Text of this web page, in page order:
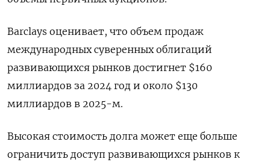
Barclays оценивает, что объем продаж
международных суверенных облигаций
развивающихся рынков достигнет $160
миллиардов за 2024 год и около $130
миллиардов в 2025-м.
Высокая стоимость долга может еще больше
ограничить доступ развивающихся рынков к